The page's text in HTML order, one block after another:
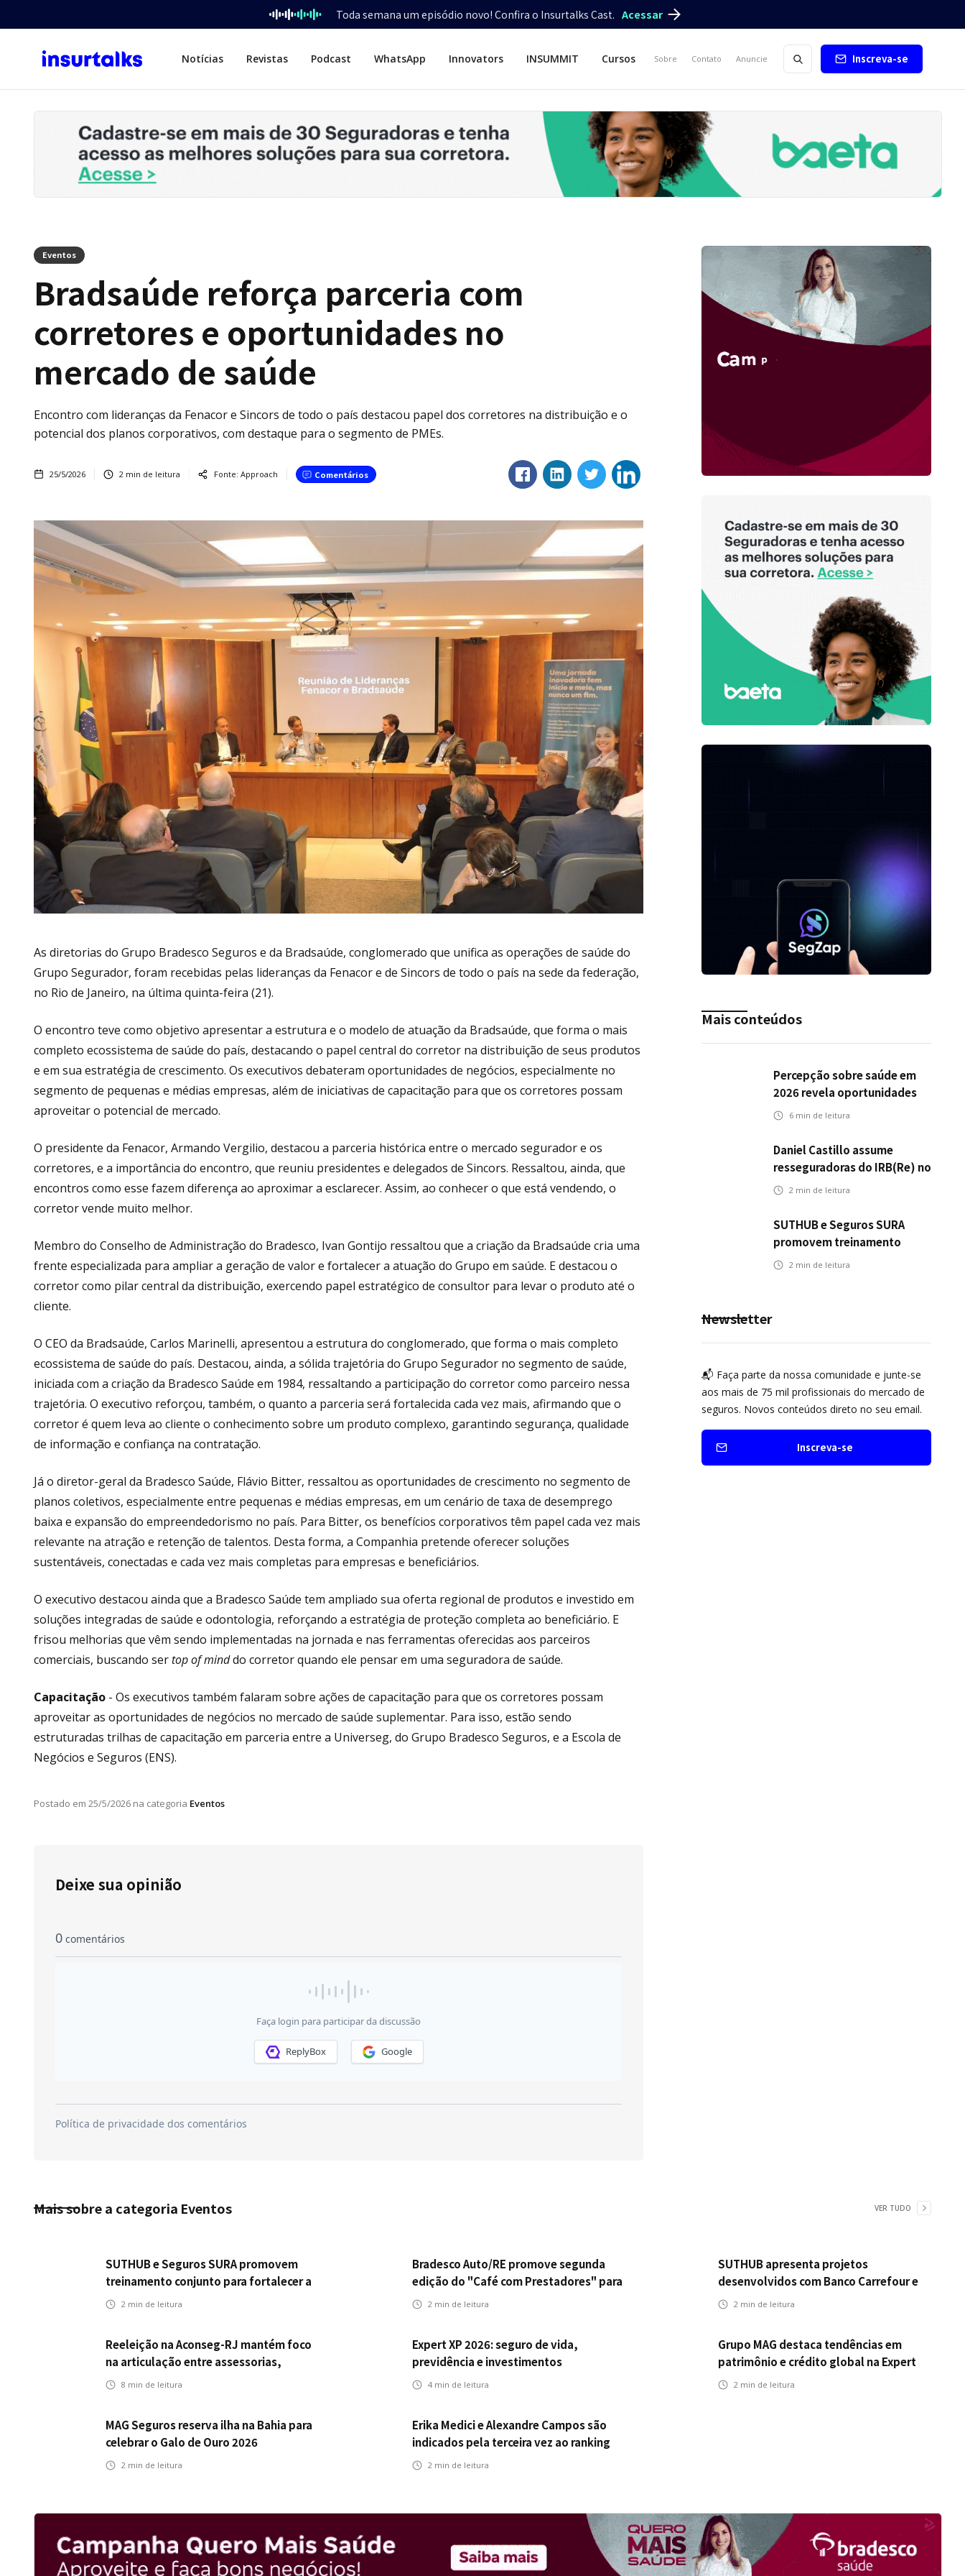
Toda semana um episódio novo! Confira o Insurtalks Cast. Acessar
Notícias Revistas Podcast WhatsApp Innovators INSUMMIT Cursos Sobre Contato Anuncie Inscreva-se
Eventos
Bradsaúde reforça parceria com
corretores e oportunidades no
mercado de saúde
Encontro com lideranças da Fenacor e Sincors de todo o país destacou papel dos corretores na distribuição e o
potencial dos planos corporativos, com destaque para o segmento de PMEs.
25/5/2026 2 min de leitura Fonte: Approach Comentários
As diretorias do Grupo Bradesco Seguros e da Bradsaúde, conglomerado que unifica as operações de saúde do
Grupo Segurador, foram recebidas pelas lideranças da Fenacor e de Sincors de todo o país na sede da federação,
no Rio de Janeiro, na última quinta-feira (21).
O encontro teve como objetivo apresentar a estrutura e o modelo de atuação da Bradsaúde, que forma o mais
completo ecossistema de saúde do país, destacando o papel central do corretor na distribuição de seus produtos
e em sua estratégia de crescimento. Os executivos debateram oportunidades de negócios, especialmente no
segmento de pequenas e médias empresas, além de iniciativas de capacitação para que os corretores possam
aproveitar o potencial de mercado.
O presidente da Fenacor, Armando Vergilio, destacou a parceria histórica entre o mercado segurador e os
corretores, e a importância do encontro, que reuniu presidentes e delegados de Sincors. Ressaltou, ainda, que
encontros como esse fazem diferença ao aproximar a esclarecer. Assim, ao conhecer o que está vendendo, o
corretor vende muito melhor.
Membro do Conselho de Administração do Bradesco, Ivan Gontijo ressaltou que a criação da Bradsaúde cria uma
frente especializada para ampliar a geração de valor e fortalecer a atuação do Grupo em saúde. E destacou o
corretor como pilar central da distribuição, exercendo papel estratégico de consultor para levar o produto até o
cliente.
O CEO da Bradsaúde, Carlos Marinelli, apresentou a estrutura do conglomerado, que forma o mais completo
ecossistema de saúde do país. Destacou, ainda, a sólida trajetória do Grupo Segurador no segmento de saúde,
iniciada com a criação da Bradesco Saúde em 1984, ressaltando a participação do corretor como parceiro nessa
trajetória. O executivo reforçou, também, o quanto a parceria será fortalecida cada vez mais, afirmando que o
corretor é quem leva ao cliente o conhecimento sobre um produto complexo, garantindo segurança, qualidade
de informação e confiança na contratação.
Já o diretor-geral da Bradesco Saúde, Flávio Bitter, ressaltou as oportunidades de crescimento no segmento de
planos coletivos, especialmente entre pequenas e médias empresas, em um cenário de taxa de desemprego
baixa e expansão do empreendedorismo no país. Para Bitter, os benefícios corporativos têm papel cada vez mais
relevante na atração e retenção de talentos. Desta forma, a Companhia pretende oferecer soluções
sustentáveis, conectadas e cada vez mais completas para empresas e beneficiários.
O executivo destacou ainda que a Bradesco Saúde tem ampliado sua oferta regional de produtos e investido em
soluções integradas de saúde e odontologia, reforçando a estratégia de proteção completa ao beneficiário. E
frisou melhorias que vêm sendo implementadas na jornada e nas ferramentas oferecidas aos parceiros
comerciais, buscando sertop of minddo corretor quando ele pensar em uma seguradora de saúde.
Capacitação - Os executivos também falaram sobre ações de capacitação para que os corretores possam
aproveitar as oportunidades de negócios no mercado de saúde suplementar. Para isso, estão sendo
estruturadas trilhas de capacitação em parceria entre a Universeg, do Grupo Bradesco Seguros, e a Escola de
Negócios e Seguros (ENS).
Postado em 25/5/2026 na categoria Eventos
Deixe sua opinião
Mais conteúdos
Percepção sobre saúde em
2026 revela oportunidades
para o mercado de seguros
prevenção
6 min de leitura
Daniel Castillo assume
resseguradoras do IRB(Re) no
exterior
2 min de leitura
SUTHUB e Seguros SURA
promovem treinamento
conjunto para fortalecer a
2 min de leitura
Newsletter
📬 Faça parte da nossa comunidade e junte-se
aos mais de 75 mil profissionais do mercado de
seguros. Novos conteúdos direto no seu email.
Inscreva-se
Mais sobre a categoria Eventos VER TUDO
SUTHUB e Seguros SURA promovem
treinamento conjunto para fortalecer a
operação comercial do Seguro
2 min de leitura
Bradesco Auto/RE promove segunda
edição do "Café com Prestadores" para
fortalecer parceria e aprimorar
2min de leitura
SUTHUB apresenta projetos
desenvolvidos com Banco Carrefour e
A.PET no Congresso Latino-Americano
2 min de leitura
Reeleição na Aconseg-RJ mantém foco
na articulação entre assessorias,
corretores e seguradoras
8 min de leitura
Expert XP 2026: seguro de vida,
previdência e investimentos
estabelecem uma nova agenda para a
4min de leitura
Grupo MAG destaca tendências em
patrimônio e crédito global na Expert
XP 2026
2 min de leitura
MAG Seguros reserva ilha na Bahia para
celebrar o Galo de Ouro 2026
2 min de leitura
Erika Medici e Alexandre Campos são
indicados pela terceira vez ao ranking
de CEOs e RHs Mais Admirados
2min de leitura